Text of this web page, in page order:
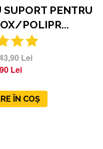
PENTRU
POLIPR...
Lei
Lei
ÎN COȘ